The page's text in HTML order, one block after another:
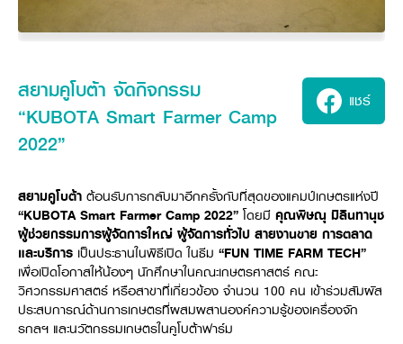
สินค้าอื่น ๆ
รถขุดขนาดเล็ก
อุปกรณ์ต่อพ่วงรถขุด
รถตักล้อยาง
โดรนการเกษตร
ศูนย์จำหน่ายกล้าแผ่นฯ
ศูนย์จำหน่ายกล้าแผ่นคูโบต้า
การลงทุนรายได้และจุดคุ้มทุน
วัสดุอุปกรณ์
ขั้นตอนการเข้าร่วมโครงการ
ประวัติบริษัท
4 หัวใจหลักของธุรกิจ
มาตรฐานสู่ความเป็นผู้นำในเอเชีย
ธุรกิจต่างประเทศ
สินค้าที่ส่งออก
สำนักงานต่างประเทศ
ศูนย์บริการในต่างประเทศ
ประเทศคู่ค้า
ตำแหน่งงานว่าง
นักศึกษาฝึกงาน
สวัสดิการพนักงาน
ข่าวสาร
ข่าวและกิจกรรมที่แนะนำ
ข่าวสารองค์กร
โฆษณาคูโบต้า
ข่าวกิจกรรมเพื่อสังคม
โครงการตามแนวพระราชดำริ
การพัฒนาชุมชน และสังคม
การศึกษา และเยาวชน
สิ่งแวดล้อมความปลอดภัยและอาชีวอนามัย
ออนไลน์โชว์รูม
บริการหลังการขาย
เช่าซื้อ
คูโบต้า สโตร์
KAS เกษตรครบวงจร
คูโบต้าฟาร์ม
สยามคูโบต้า จัดกิจกรรม
“KUBOTA Smart Farmer Camp
2022”
แชร์
สยามคูโบต้า ต้อนรับการกลับมาอีกครั้งกับที่สุดของแคมป์เกษตรแห่งปี
“KUBOTA Smart Farmer Camp 2022” โดยมี คุณพิษณุ มิลินทานุช
ผู้ช่วยกรรมการผู้จัดการใหญ่ ผู้จัดการทั่วไป สายงานขาย การตลาด
และบริการ เป็นประธานในพิธีเปิด ในธีม “FUN TIME FARM TECH”
เพื่อเปิดโอกาสให้น้องๆ นักศึกษาในคณะเกษตรศาสตร์ คณะ
วิศวกรรมศาสตร์ หรือสาขาที่เกี่ยวข้อง จำนวน 100 คน เข้าร่วมสัมผัส
ประสบการณ์ด้านการเกษตรที่ผสมผสานองค์ความรู้ของเครื่องจัก
รกลฯ และนวัตกรรมเกษตรในคูโบต้าฟาร์ม